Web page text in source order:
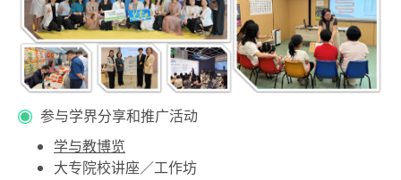
参与学界分享和推广活动
学与教博览
大专院校讲座／工作坊